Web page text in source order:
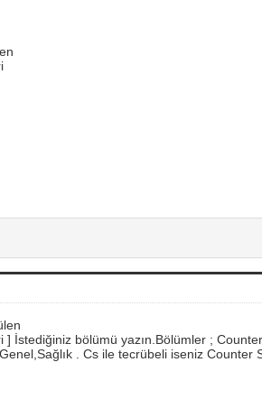
İstediğiniz bölümü yazın.Bölümler ;
. Cs ile tecrübeli iseniz Counter